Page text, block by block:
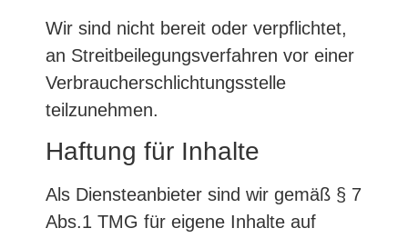
Wir sind nicht bereit oder verpflichtet,
an Streitbeilegungsverfahren vor einer
Verbraucherschlichtungsstelle
teilzunehmen.
Haftung für Inhalte
Als Diensteanbieter sind wir gemäß § 7
Abs.1 TMG für eigene Inhalte auf